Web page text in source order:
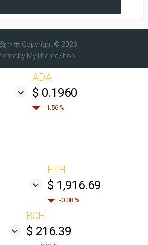
ラボ Copyright © 2026.
by MyThemeShop
ADA
$ 0.1960
-1.56 %
ETH
$ 1,916.69
-0.08 %
BCH
$ 216.39